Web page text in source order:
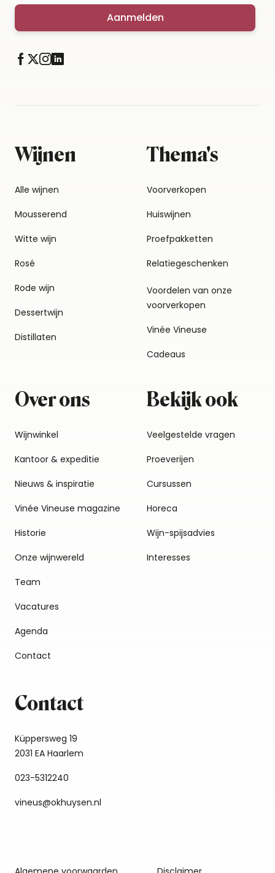
Aanmelden
Wijnen
Alle wijnen
Mousserend
Witte wijn
Rosé
Rode wijn
Dessertwijn
Distillaten
Thema's
Voorverkopen
Huiswijnen
Proefpakketten
Relatiegeschenken
Voordelen van onze
voorverkopen
Vinée Vineuse
Cadeaus
Over ons
Wijnwinkel
Kantoor & expeditie
Nieuws & inspiratie
Vinée Vineuse magazine
Historie
Onze wijnwereld
Team
Vacatures
Agenda
Contact
Bekijk ook
Veelgestelde vragen
Proeverijen
Cursussen
Horeca
Wijn-spijsadvies
Interesses
Contact
Küppersweg 19
2031 EA Haarlem
023-5312240
vineus@okhuysen.nl